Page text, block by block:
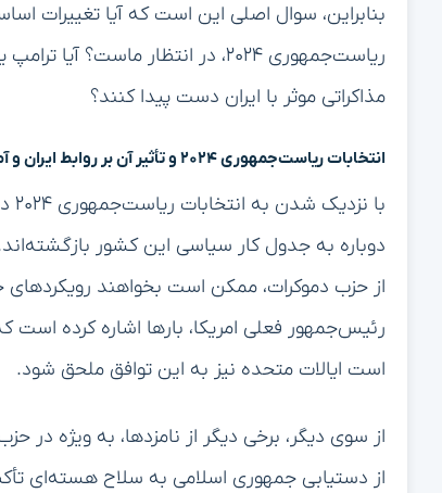
بنابراین، سوال اصلی این است که آیا تغییرات
ریاست‌جمهوری ۲۰۲۴، در انتظار
مذاکراتی موثر با ایران دست پیدا کنند؟
انتخابات ریاست‌جمهوری ۲۰۲۴ و تأثیر آن بر روابط ایران و آمریکا
دوباره به جدول کار سیاسی این کشور
از حزب دموکرات، ممکن است بخواهند رویکردهای
رئیس‌جمهور فعلی امریکا، بارها اشاره کرده است
است ایالات متحده نیز به این توافق ملحق شود.
از سوی دیگر، برخی دیگر از نامزدها، به ویژه
از دستیابی جمهوری اسلامی به سلاح هسته‌ای